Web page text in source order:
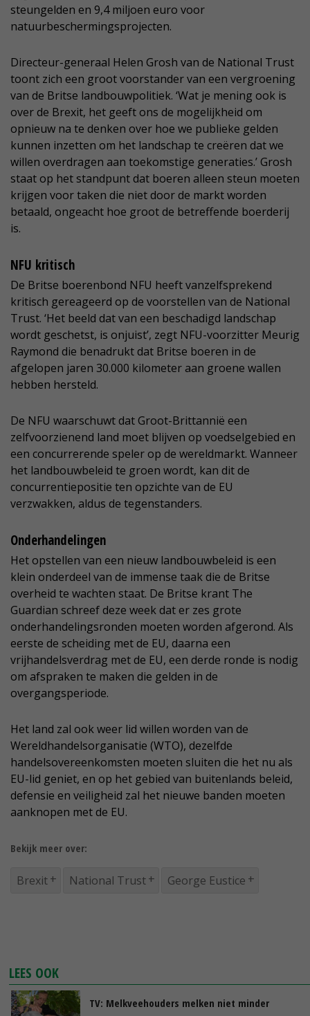
steungelden en 9,4 miljoen euro voor
natuurbeschermingsprojecten.
Directeur-generaal Helen Grosh van de National Trust
toont zich een groot voorstander van een vergroening
van de Britse landbouwpolitiek. ‘Wat je mening ook is
over de Brexit, het geeft ons de mogelijkheid om
opnieuw na te denken over hoe we publieke gelden
kunnen inzetten om het landschap te creëren dat we
willen overdragen aan toekomstige generaties.’ Grosh
staat op het standpunt dat boeren alleen steun moeten
krijgen voor taken die niet door de markt worden
betaald, ongeacht hoe groot de betreffende boerderij
is.
NFU kritisch
De Britse boerenbond NFU heeft vanzelfsprekend
kritisch gereageerd op de voorstellen van de National
Trust. ‘Het beeld dat van een beschadigd landschap
wordt geschetst, is onjuist’, zegt NFU-voorzitter Meurig
Raymond die benadrukt dat Britse boeren in de
afgelopen jaren 30.000 kilometer aan groene wallen
hebben hersteld.
De NFU waarschuwt dat Groot-Brittannië een
zelfvoorzienend land moet blijven op voedselgebied en
een concurrerende speler op de wereldmarkt. Wanneer
het landbouwbeleid te groen wordt, kan dit de
concurrentiepositie ten opzichte van de EU
verzwakken, aldus de tegenstanders.
Onderhandelingen
Het opstellen van een nieuw landbouwbeleid is een
klein onderdeel van de immense taak die de Britse
overheid te wachten staat. De Britse krant The
Guardian schreef deze week dat er zes grote
onderhandelingsronden moeten worden afgerond. Als
eerste de scheiding met de EU, daarna een
vrijhandelsverdrag met de EU, een derde ronde is nodig
om afspraken te maken die gelden in de
overgangsperiode.
Het land zal ook weer lid willen worden van de
Wereldhandelsorganisatie (WTO), dezelfde
handelsovereenkomsten moeten sluiten die het nu als
EU-lid geniet, en op het gebied van buitenlands beleid,
defensie en veiligheid zal het nieuwe banden moeten
aanknopen met de EU.
Bekijk meer over:
Brexit National Trust George Eustice
LEES OOK
TV: Melkveehouders melken niet minder